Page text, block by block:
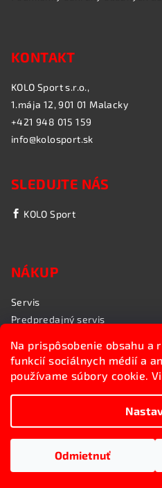
Na prispôsobenie obsahu a
funkcií sociálnych médií a
používame súbory cookie.
Odmietnuť
KONTAKT
KOLO Sport s.r.o.,
1.mája 12, 901 01 Malacky
+421 948 015 159
info@kolosport.sk
SLEDUJTE NÁS
KOLO Sport
NÁKUP
Servis
Predpredajný servis
Rozvoz bicyklov
Poradenstvo
Upraviť